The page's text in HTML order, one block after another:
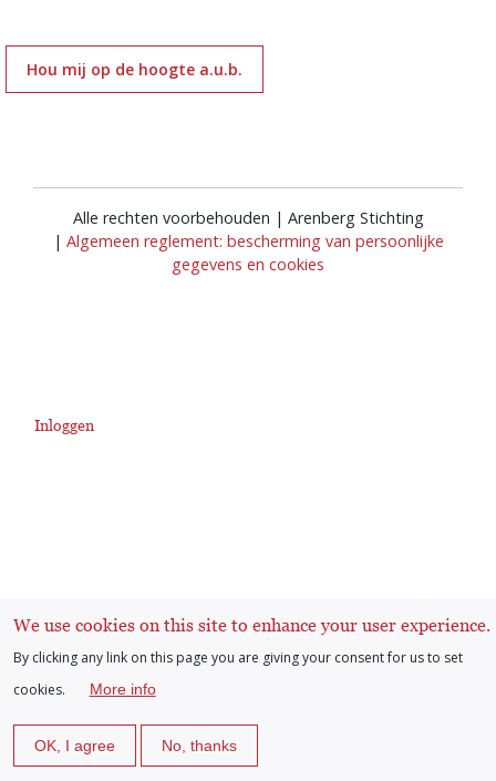
Hou mij op de hoogte a.u.b.
Alle rechten voorbehouden | Arenberg Stichting
| Algemeen reglement: bescherming van persoonlijke
gegevens en cookies
User
Inloggen
We use cookies on this site to enhance your user experience.
By clicking any link on this page you are giving your consent for us to set
cookies.
More info
OK, I agree No, thanks